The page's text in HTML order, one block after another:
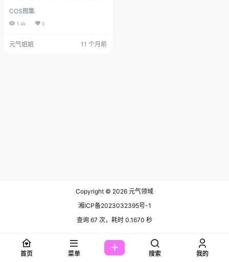
119.9M]
作品，正是《鸣潮》里的 Yangyan
g。 图集已更202期，持续更新中▼
着股 “想干嘛就干嘛” 的率性劲儿，
COS图集
1.6k 0
元气姐姐 11 个月前
Copyright © 2026 元气领域
湘ICP备2023032395号-1
查询 67 次，耗时 0.1670 秒
首页 菜单 搜索 我的